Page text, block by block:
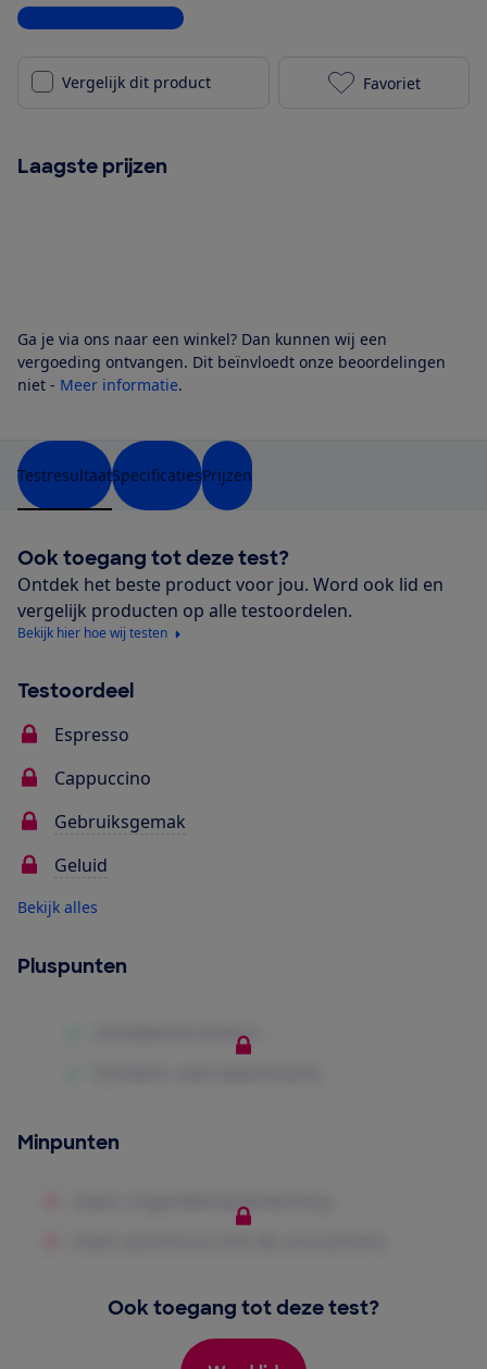
Bekijk alle specificaties
Vergelijk dit product WMF
Favoriet
Laagste prijzen
Ga je via ons naar een winkel? Dan kunnen wij een
vergoeding ontvangen. Dit beïnvloedt onze beoordelingen
niet - Meer informatie.
TestresultaatSpecificatiesPrijzen
Ook toegang tot deze test?
Ontdek het beste product voor jou. Word ook lid en
vergelijk producten op alle testoordelen.
Bekijk hier hoe wij testen
Testoordeel
Espresso
Cappuccino
Gebruiksgemak
Geluid
Bekijk alles
Pluspunten
Minpunten
Ook toegang tot deze test?